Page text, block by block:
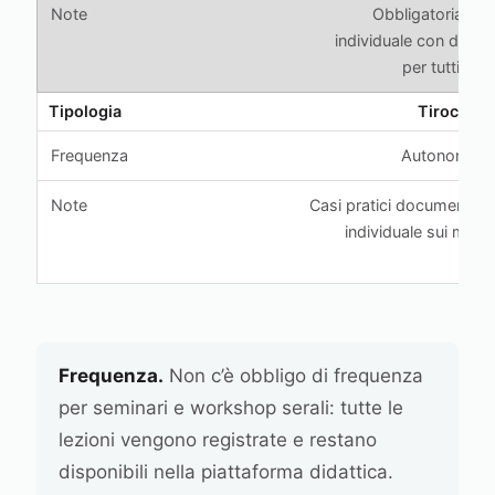
Obbligatoria.
individuale con
per tutti e
Tirocinio
Autonomo,
Casi pratici documentati
individuale sui
Frequenza. Non c’è obbligo di frequenza
per seminari e workshop serali: tutte le
lezioni vengono registrate e restano
disponibili nella piattaforma didattica.